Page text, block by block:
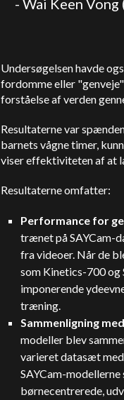
- Wai Keen Vong
Undersøgelsen havde
fordomme eller
forståelse af verden
Resultaterne var
barnets vågne timer,
viser effektiviteten af at
Resultaterne omfatter:
Performance for
trænet på SAYCam-
fra videoer. Når de
som Kinetics-700 og
imponerende
træning.
Sammenligning
modeller blev
varieret datasæt
SAYCam-
børnecentrerede,